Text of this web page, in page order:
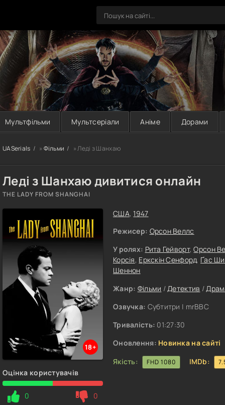
Мультфільми Мультсеріали Аніме Дорами
UASerials » Фільми » Леді з Шанхаю
Леді з Шанхаю дивитися онлайн
THE LADY FROM SHANGHAI
18+
Оцінка користувачів
0 0
США,1947
Режисер: Орсон Веллс
У ролях: Рита Гейворт,Орсон
Корсія, Еркскін Сенфорд, Ґас
Шеннон
Жанр: Фільми /Детектив /
Озвучка: Субтитри | mrBBC
Тривалість: 01:27:30
Оновлення: Новинка на сайті
Якість:
FHD 1080 IMDb: